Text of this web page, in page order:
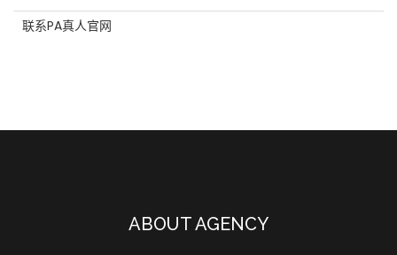
联系PA真人官网
ABOUT AGENCY